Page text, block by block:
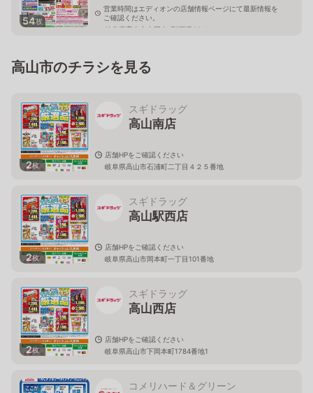
54枚
営業時間はエディオンの店舗情報ページにて最新情報を
ご確認ください。
岐阜県高山市上岡本町7丁目93-1
高山市のチラシを見る
2枚
スギドラッグ
高山南店
店舗HPをご確認ください
岐阜県高山市石浦町二丁目４２５番地
2枚
スギドラッグ
高山駅西店
店舗HPをご確認ください
岐阜県高山市岡本町一丁目101番地
2枚
スギドラッグ
高山西店
店舗HPをご確認ください
岐阜県高山市下岡本町1784番地1
コメリハード＆グリーン